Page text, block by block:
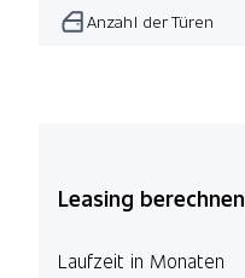
Anzahl der Türen
Leasing berechnen
Laufzeit in Monaten